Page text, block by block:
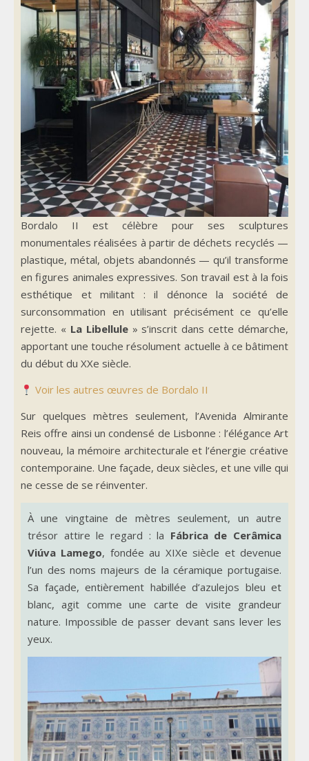
Bordalo II est célèbre pour ses sculptures
monumentales réalisées à partir de déchets recyclés —
plastique, métal, objets abandonnés — qu’il transforme
en figures animales expressives. Son travail est à la fois
esthétique et militant : il dénonce la société de
surconsommation en utilisant précisément ce qu’elle
rejette. « La Libellule» s’inscrit dans cette démarche,
apportant une touche résolument actuelle à ce bâtiment
du début du XXe siècle.
Voir les autres œuvres de Bordalo II
Sur quelques mètres seulement, l’Avenida Almirante
Reis offre ainsi un condensé de Lisbonne : l’élégance Art
nouveau, la mémoire architecturale et l’énergie créative
contemporaine. Une façade, deux siècles, et une ville qui
ne cesse de se réinventer.
À une vingtaine de mètres seulement, un autre
trésor attire le regard : la Fábrica de Cerâmica
Viúva Lamego, fondée au XIXe siècle et devenue
l’un des noms majeurs de la céramique portugaise.
Sa façade, entièrement habillée d’azulejos bleu et
blanc, agit comme une carte de visite grandeur
nature. Impossible de passer devant sans lever les
yeux.